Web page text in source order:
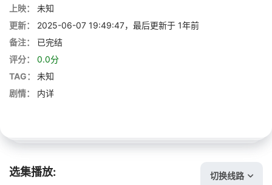
上映：
未知
更新：
2025-06-07 19:49:47，最后更新于 1年前
备注：
已完结
评分：
0.0分
TAG：
未知
剧情：
内详
选集播放: 切换线路